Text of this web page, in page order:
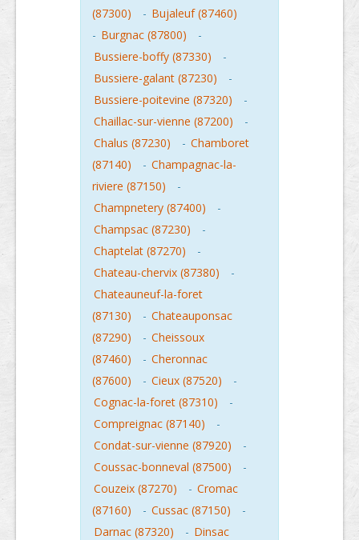
(87300)
- Bujaleuf (87460)
- Burgnac (87800)
-
Bussiere-boffy (87330)
-
Bussiere-galant (87230)
-
Bussiere-poitevine (87320)
-
Chaillac-sur-vienne (87200)
-
Chalus (87230)
- Chamboret
(87140)
- Champagnac-la-
riviere (87150)
-
Champnetery (87400)
-
Champsac (87230)
-
Chaptelat (87270)
-
Chateau-chervix (87380)
-
Chateauneuf-la-foret
(87130)
- Chateauponsac
(87290)
- Cheissoux
(87460)
- Cheronnac
(87600)
- Cieux (87520)
-
Cognac-la-foret (87310)
-
Compreignac (87140)
-
Condat-sur-vienne (87920)
-
Coussac-bonneval (87500)
-
Couzeix (87270)
- Cromac
(87160)
- Cussac (87150)
-
Darnac (87320)
- Dinsac